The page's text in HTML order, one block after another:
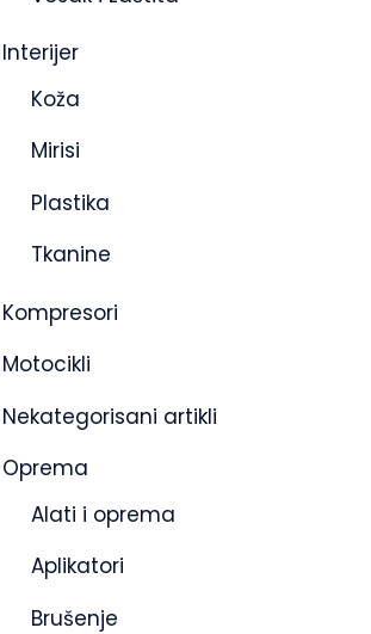
Interijer
Koža
Mirisi
Plastika
Tkanine
Kompresori
Motocikli
Nekategorisani artikli
Oprema
Alati i oprema
Aplikatori
Brušenje